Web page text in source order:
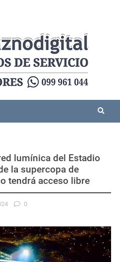
lumínica del Estadio
la supercopa de
tendrá acceso libre
0